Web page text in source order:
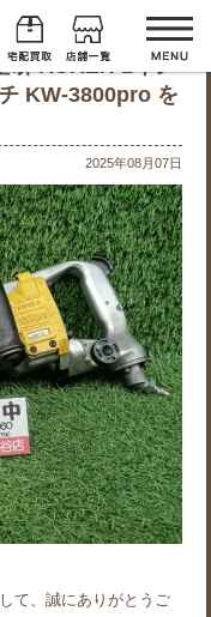
研 KUKEN 1イン
KW-3800pro を
2025年08月07日
て、誠にありがとうご